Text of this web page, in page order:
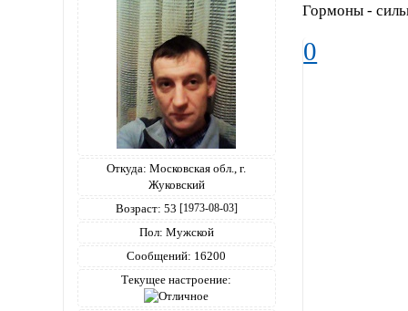
Откуда: Московская обл., г.
Жуковский
Возраст: 53 [1973-08-03]
Пол: Мужской
Сообщений: 16200
Текущее настроение:
Гормоны -
0